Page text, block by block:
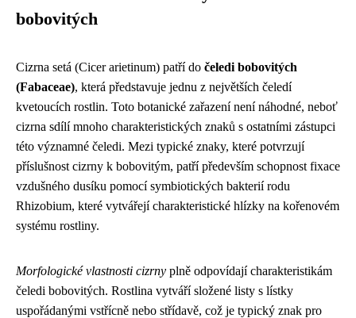
bobovitých
Cizrna setá (Cicer arietinum) patří do čeledi bobovitých
(Fabaceae), která představuje jednu z největších čeledí
kvetoucích rostlin. Toto botanické zařazení není náhodné, neboť
cizrna sdílí mnoho charakteristických znaků s ostatními zástupci
této významné čeledi. Mezi typické znaky, které potvrzují
příslušnost cizrny k bobovitým, patří především schopnost fixace
vzdušného dusíku pomocí symbiotických bakterií rodu
Rhizobium, které vytvářejí charakteristické hlízky na kořenovém
systému rostliny.
Morfologické vlastnosti cizrny plně odpovídají charakteristikám
čeledi bobovitých. Rostlina vytváří složené listy s lístky
uspořádanými vstřícně nebo střídavě, což je typický znak pro